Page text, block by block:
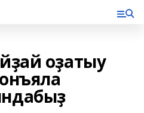
оҙатыу